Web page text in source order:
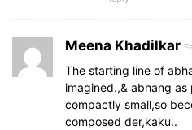
Meena Khadilkar
The starting line of
imagined.,& abhang
compactly small,so
composed der,kaku..